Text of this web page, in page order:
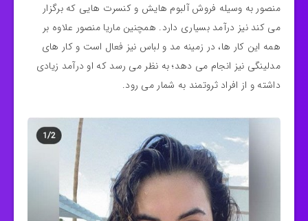
منصور به وسیله فروش آلبوم هایش و کنسرت هایی که برگزار
می کند نیز درآمد بسیاری دارد. همچنین ماریا منصور علاوه بر
همه این کار ها، در زمینه مد و لباس نیز فعال است و کار های
مدلینگی نیز انجام می دهد؛ به نظر می رسد که او درآمد زیادی
داشته و از افراد ثروتمند به شمار می رود.